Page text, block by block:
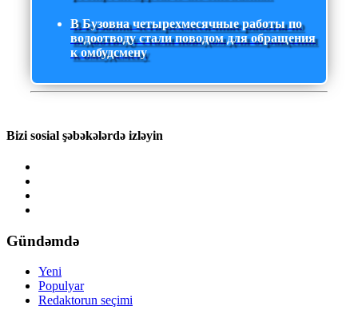
В Бузовна четырехмесячные работы по
водоотводу стали поводом для обращения
к омбудсмену
Bizi sosial şəbəkələrdə izləyin
Gündəmdə
Yeni
Populyar
Redaktorun seçimi